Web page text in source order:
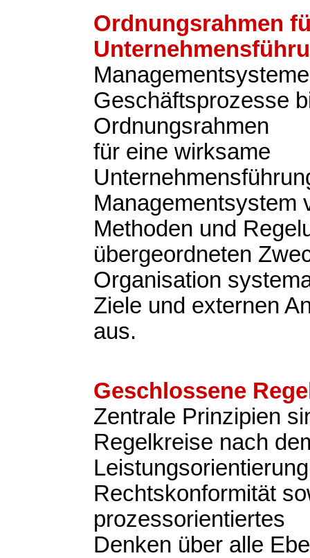
Ordnungsrahmen
Geschäftsprozesse
Ordnungsrahmen
für eine wirksame
Managementsystem
Methoden und
übergeordneten
Organisation
Ziele und externen
aus.
Geschlossene
Zentrale Prinzipien
Regelkreise nach
Rechtskonformität
prozessorientiertes
Denken über alle